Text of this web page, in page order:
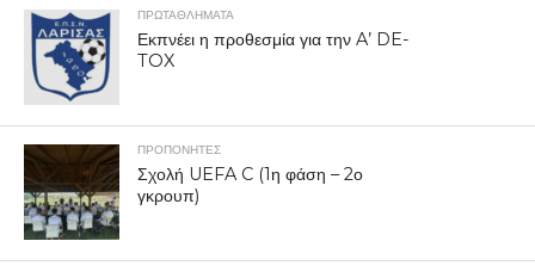
ΠΡΩΤΑΘΛΉΜΑΤΑ
Εκπνέει η προθεσμία για την A’ DE-
TOX
ΠΡΟΠΟΝΗΤΈΣ
Σχολή UEFA C (1η φάση – 2ο
γκρουπ)